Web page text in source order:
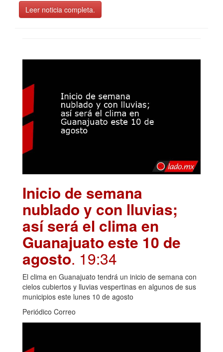
Leer noticia completa.
Inicio de semana
nublado y con lluvias;
así será el clima en
Guanajuato este 10 de
agosto. 19:34
El clima en Guanajuato tendrá un inicio de semana con
cielos cubiertos y lluvias vespertinas en algunos de sus
municipios este lunes 10 de agosto
Periódico Correo